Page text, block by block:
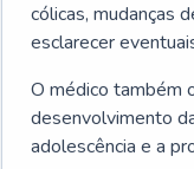
cólicas, mudanças
esclarecer
O médico também
desenvolvimento
adolescência e a